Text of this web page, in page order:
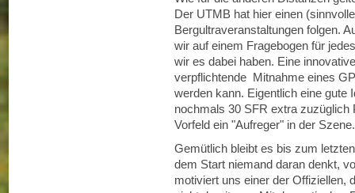
Der UTMB hat hier einen
Bergultraveranstaltungen folgen.
wir auf einem Fragebogen für
wir es dabei haben. Eine
verpflichtende Mitnahme eines
werden kann. Eigentlich eine gute
nochmals 30 SFR extra zuzüglich
Vorfeld ein "Aufreger" in der Szene.
Gemütlich bleibt es bis zum
dem Start niemand daran denkt,
motiviert uns einer der Offiziellen,